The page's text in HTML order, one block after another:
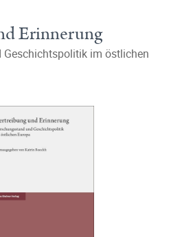
Erinnerung
im östlichen